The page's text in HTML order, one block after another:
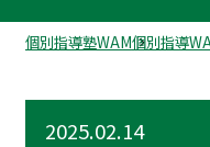
個別指導塾WAM個別指導
2025.02.14